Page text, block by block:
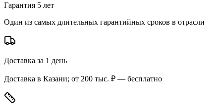
Гарантия 5 лет
Один из самых длительных гарантийных сроков в отрасли
Доставка за 1 день
Доставка в Казани; от 200 тыс. ₽ — бесплатно